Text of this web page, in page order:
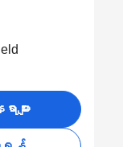
များ